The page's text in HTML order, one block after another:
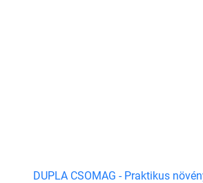
DUPLA CSOMAG - Praktikus